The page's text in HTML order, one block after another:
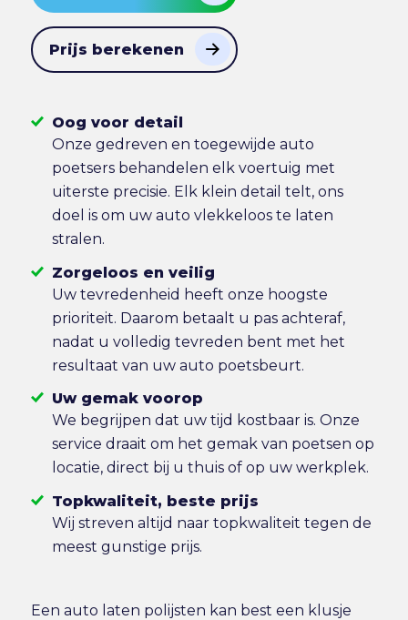
Prijs berekenen
Oog voor detail
Onze gedreven en toegewijde auto
poetsers behandelen elk voertuig met
uiterste precisie. Elk klein detail telt, ons
doel is om uw auto vlekkeloos te laten
stralen.
Zorgeloos en veilig
Uw tevredenheid heeft onze hoogste
prioriteit. Daarom betaalt u pas achteraf,
nadat u volledig tevreden bent met het
resultaat van uw auto poetsbeurt.
Uw gemak voorop
We begrijpen dat uw tijd kostbaar is. Onze
service draait om het gemak van poetsen op
locatie, direct bij u thuis of op uw werkplek.
Topkwaliteit, beste prijs
Wij streven altijd naar topkwaliteit tegen de
meest gunstige prijs.
Een auto laten polijsten kan best een klusje